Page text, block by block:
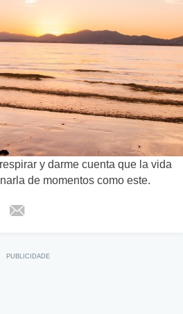
y darme cuenta que la vida
de momentos como este.